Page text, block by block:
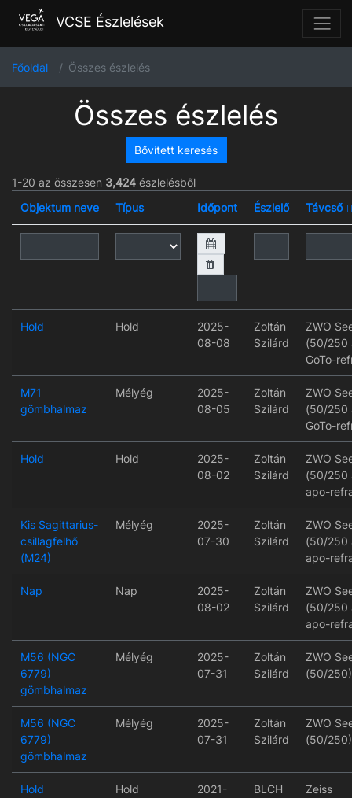
VCSE Észlelések
Főoldal Összes észlelés
Összes észlelés
Bővített keresés
1-20 az összesen 3,424 észlelésből
Objektum neve
Típus Időpont Észlelő Távcső
Hold Hold
2025-
08-08
Zoltán
Szilárd
ZWO
(50/250
GoTo-
M71
gömbhalmaz
Mélyég
2025-
08-05
Zoltán
Szilárd
ZWO
(50/250
GoTo-
Hold Hold
2025-
08-02
Zoltán
Szilárd
ZWO
(50/250
apo-
Kis Sagittarius-
csillagfelhő
(M24)
Mélyég
2025-
07-30
Zoltán
Szilárd
ZWO
(50/250
apo-
Nap Nap
2025-
08-02
Zoltán
Szilárd
ZWO
(50/250
apo-
M56 (NGC
6779)
gömbhalmaz
Mélyég
2025-
07-31
Zoltán
Szilárd
ZWO
(50/250)
M56 (NGC
6779)
gömbhalmaz
Mélyég
2025-
07-31
Zoltán
Szilárd
ZWO
(50/250)
Hold Hold
2021-
BLCH
Zeiss